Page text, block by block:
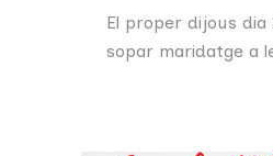
El proper dijous dia
sopar maridatge a